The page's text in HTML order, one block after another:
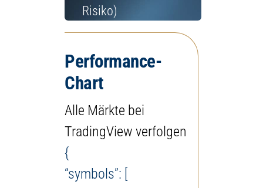
Risiko)
Performance-
Chart
Alle Märkte bei
TradingView verfolgen
{
“symbols”: [